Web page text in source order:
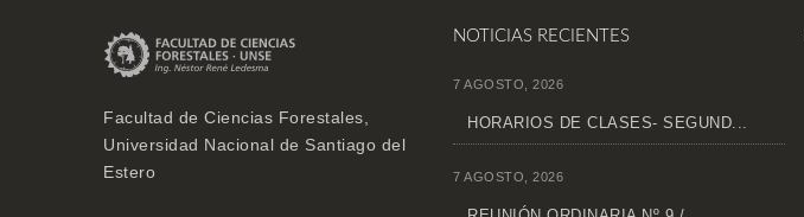
Facultad de Ciencias Forestales,
Universidad Nacional de Santiago del
Estero
NOTICIAS RECIENTES
7 AGOSTO, 2026
HORARIOS DE CLASES- SEGUND...
7 AGOSTO, 2026